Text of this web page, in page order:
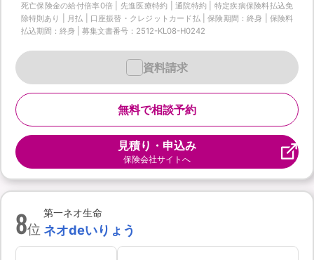
死亡保険金の給付倍率0倍 | 先進医療特約 | 通院特約 | 特定疾病保険料払込免
除特則あり | 月払 | 口座振替・クレジットカード払 | 保険期間：終身 | 保険料
払込期間：終身 | 募集文書番号：2512-KL08-H0242
無料で相談予約
資料請求
見積り・申込み
保険会社サイトへ
8位
第一ネオ生命
ネオdeいりょう